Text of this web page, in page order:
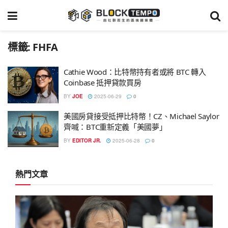
標籤: FHFA
Cathie Wood：比特幣持有者或將 BTC 轉入
Coinbase 抵押貸款買房
BY JOE 2025-06-29 0
美國房貸接受抵押比特幣！CZ、Michael Saylor
齊喊：BTC重新定義「美國夢」
BY EDITOR JR. 2025-06-28 0
熱門文章